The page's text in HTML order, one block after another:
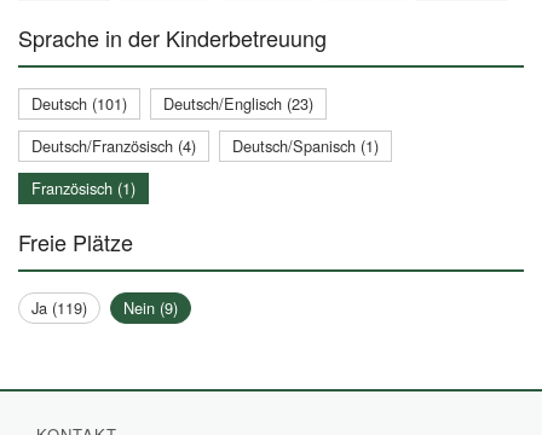
Sprache in der Kinderbetreuung
Deutsch (101)
Deutsch/Englisch (23)
Deutsch/Französisch (4)
Deutsch/Spanisch (1)
Französisch (1)
Freie Plätze
Ja (119) Nein (9)